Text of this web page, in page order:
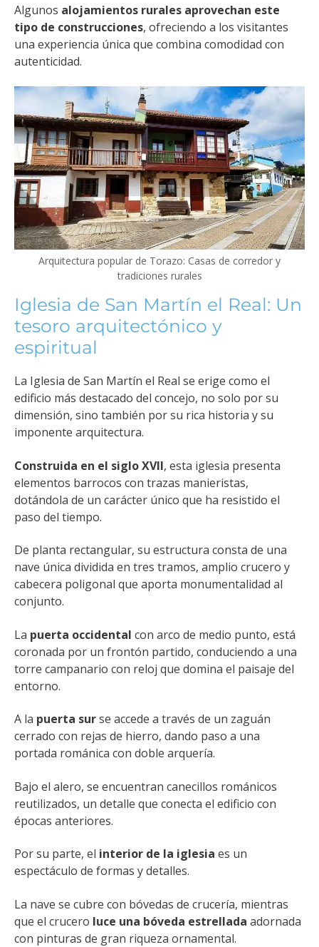
Algunos alojamientos rurales aprovechan este
tipo de construcciones, ofreciendo a los visitantes
una experiencia única que combina comodidad con
autenticidad.
Arquitectura popular de Torazo: Casas de corredor y
tradiciones rurales
Iglesia de San Martín el Real: Un
tesoro arquitectónico y
espiritual
La Iglesia de San Martín el Real se erige como el
edificio más destacado del concejo, no solo por su
dimensión, sino también por su rica historia y su
imponente arquitectura.
Construida en el siglo XVII, esta iglesia presenta
elementos barrocos con trazas manieristas,
dotándola de un carácter único que ha resistido el
paso del tiempo.
De planta rectangular, su estructura consta de una
nave única dividida en tres tramos, amplio crucero y
cabecera poligonal que aporta monumentalidad al
conjunto.
La puerta occidental con arco de medio punto, está
coronada por un frontón partido, conduciendo a una
torre campanario con reloj que domina el paisaje del
entorno.
A la puerta surse accede a través de un zaguán
cerrado con rejas de hierro, dando paso a una
portada románica con doble arquería.
Bajo el alero, se encuentran canecillos románicos
reutilizados, un detalle que conecta el edificio con
épocas anteriores.
Por su parte, el interior de la iglesia es un
espectáculo de formas y detalles.
La nave se cubre con bóvedas de crucería, mientras
que el crucero luce una bóveda estrellada adornada
con pinturas de gran riqueza ornamental.